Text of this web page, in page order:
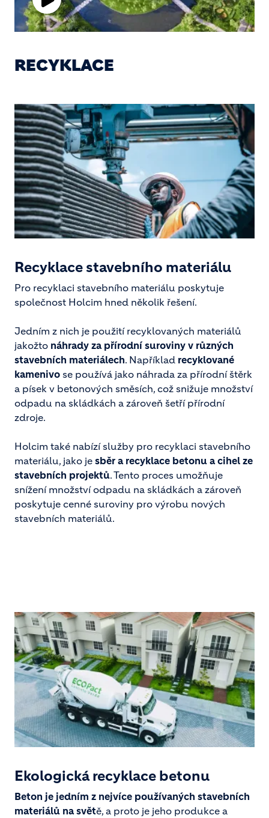
Play
RECYKLACE
Recyklace stavebního materiálu
Pro recyklaci stavebního materiálu poskytuje
společnost Holcim hned několik řešení.
Jedním z nich je použití recyklovaných materiálů
jakožto náhrady za přírodní suroviny v různých
stavebních materiálech. Například recyklované
kamenivo se používá jako náhrada za přírodní štěrk
a písek v betonových směsích, což snižuje množství
odpadu na skládkách a zároveň šetří přírodní
zdroje.
Holcim také nabízí služby pro recyklaci stavebního
materiálu, jako je sběr a recyklace betonu a cihel ze
stavebních projektů. Tento proces umožňuje
snížení množství odpadu na skládkách a zároveň
poskytuje cenné suroviny pro výrobu nových
stavebních materiálů.
Ekologická recyklace betonu
Beton je jedním z nejvíce používaných stavebních
materiálů na světě, a proto je jeho produkce a